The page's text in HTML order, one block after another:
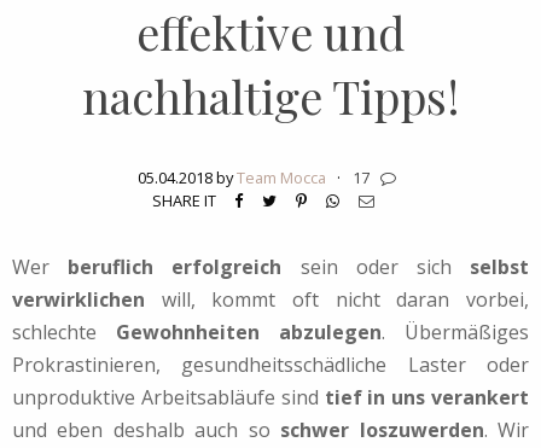
effektive und
nachhaltige Tipps!
05.04.2018 byTeam Mocca ·
17
SHARE IT
Wer beruflich erfolgreich sein oder sich selbst
verwirklichen will, kommt oft nicht daran vorbei,
schlechte Gewohnheiten abzulegen. Übermäßiges
Prokrastinieren, gesundheitsschädliche Laster oder
unproduktive Arbeitsabläufe sind tief in uns verankert
und eben deshalb auch so schwer loszuwerden. Wir